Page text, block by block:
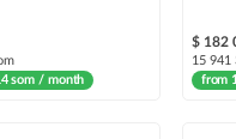
som / month
$ 182
15 941
from